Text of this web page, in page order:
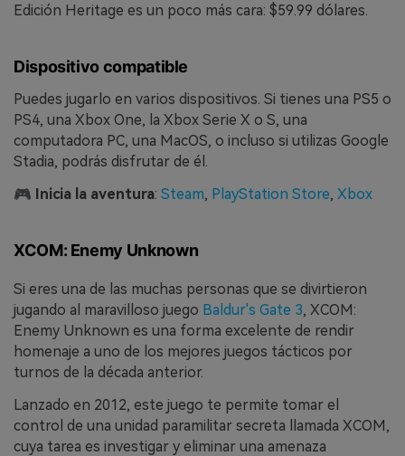
Edición Heritage es un poco más cara: $59.99 dólares.
Dispositivo compatible
Puedes jugarlo en varios dispositivos. Si tienes una PS5 o
PS4, una Xbox One, la Xbox Serie X o S, una
computadora PC, una MacOS, o incluso si utilizas Google
Stadia, podrás disfrutar de él.
🎮 Inicia la aventura: Steam, PlayStation Store, Xbox
XCOM: Enemy Unknown
󠀰Si eres una de las muchas personas que se divirtieron
jugando al maravilloso juego Baldur's Gate 3, XCOM:
Enemy Unknown es una forma excelente de rendir
homenaje a uno de los mejores juegos tácticos por
turnos de la década anterior.
Lanzado en 2012, este juego te permite tomar el
control de una unidad paramilitar secreta llamada XCOM,
cuya tarea es investigar y eliminar una amenaza